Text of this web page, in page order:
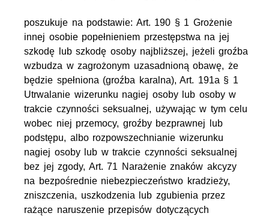
poszukuje na podstawie: Art. 190 § 1 Grożenie
innej osobie popełnieniem przestępstwa na jej
szkodę lub szkodę osoby najbliższej, jeżeli groźba
wzbudza w zagrożonym uzasadnioną obawę, że
będzie spełniona (groźba karalna), Art. 191a § 1
Utrwalanie wizerunku nagiej osoby lub osoby w
trakcie czynności seksualnej, używając w tym celu
wobec niej przemocy, groźby bezprawnej lub
podstępu, albo rozpowszechnianie wizerunku
nagiej osoby lub w trakcie czynności seksualnej
bez jej zgody, Art. 71 Narażenie znaków akcyzy
na bezpośrednie niebezpieczeństwo kradzieży,
zniszczenia, uszkodzenia lub zgubienia przez
rażące naruszenie przepisów dotyczących